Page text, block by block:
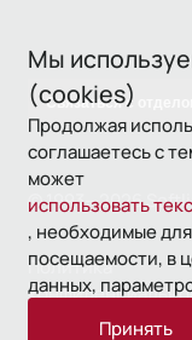
Мы
(cookies)
Продолжая
соглашаетесь с
может
использовать
, необходимые
посещаемости, в
данных,
Принять
Связаться с
© 1993—2026
Политика